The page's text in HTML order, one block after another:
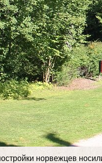
норвежцев